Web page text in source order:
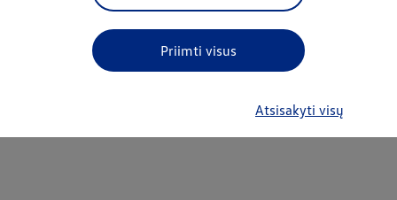
Priimti visus
Atsisakyti visų